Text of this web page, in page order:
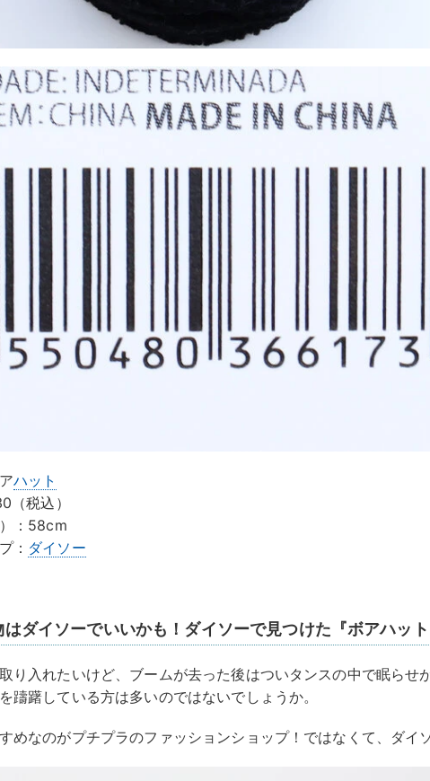
ハット
（税込）
：58cm
： ダイソー
ダイソーでいいかも！ダイソーで見つけた『ボアハット
り入れたいけど、ブームが去った後はついタンスの中で眠らせ
躊躇している方は多いのではないでしょうか。
めなのがプチプラのファッションショップ！ではなくて、ダイ